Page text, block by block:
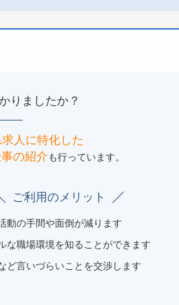
りましたか？
人に特化した
の紹介も行っています。
ご利用のメリット
動の手間や面倒が減ります
な職場環境を知ることができます
ど言いづらいことを交渉します